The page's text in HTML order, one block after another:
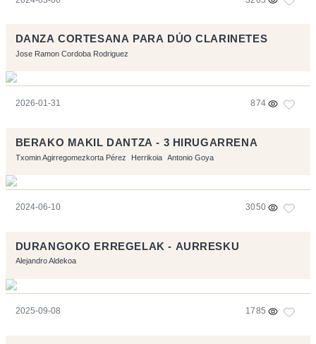
DANZA CORTESANA PARA DÚO CLARINETES
Jose Ramon Cordoba Rodriguez
2026-01-31 874
BERAKO MAKIL DANTZA - 3 HIRUGARRENA
Txomin Agirregomezkorta Pérez Herrikoia Antonio Goya
2024-06-10 3050
DURANGOKO ERREGELAK - AURRESKU
Alejandro Aldekoa
2025-09-08 1785